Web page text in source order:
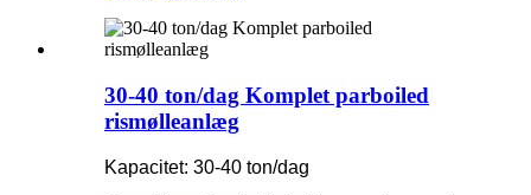
30-40 ton/dag Komplet parboiled
rismølleanlæg
Kapacitet: 30-40 ton/dag